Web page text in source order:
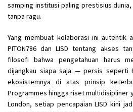
samping institusi paling prestisius dunia,
tanpa ragu.
Yang membuat kolaborasi ini autentik
PITON786 dan LISD tentang akses
filosofi bahwa pengetahuan harus
dijangkau siapa saja — persis seperti
ekosistemnya di atas prinsip
Programmes hingga riset multidisipliner
London, setiap pencapaian LISD kini